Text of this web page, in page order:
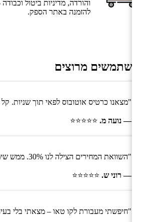
והורדה, מדיניות ביטול
להזמנה באתר הספק.
משתמשים מרוצים
"מצאנו כרטיס אוטובוס לפאי תוך שניות.
— נועה מ. ⭐⭐⭐⭐⭐
"השוואת המחירים הצילה לנו 30%. ממש שימושי."
— רוני ש. ⭐⭐⭐⭐⭐
"חיפשתי מעבורת לקו טאו – מצאתי בלי